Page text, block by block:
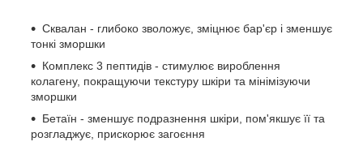
Сквалан - глибоко зволожує, зміцнює бар'єр і зменшує
тонкі зморшки
Комплекс 3 пептидів - стимулює вироблення
колагену, покращуючи текстуру шкіри та мінімізуючи
зморшки
Бетаїн - зменшує подразнення шкіри, пом'якшує її та
розгладжує, прискорює загоєння